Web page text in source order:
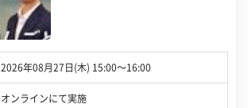
2026年08月27日(木) 15:00〜16:00
オンラインにて実施